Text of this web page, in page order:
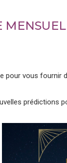
MENSUEL
pour vous fournir
prédictions
ascendant, un